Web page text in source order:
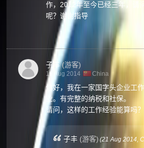
作，2012年至今已经三年，请
呢？谢谢指导
子丰(游客)
19 Aug 2014 China
你好，我在一家国字头企业工
业。有完整的纳税和社保。
请问，这样的工作经验能算吗？
子丰 (游客) (21 Aug 2014,